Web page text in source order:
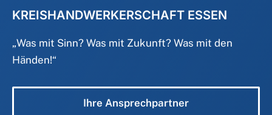
KREISHANDWERKERSCHAFT ESSEN
„Was mit Sinn? Was mit Zukunft? Was mit den
Händen!“
Ihre Ansprechpartner